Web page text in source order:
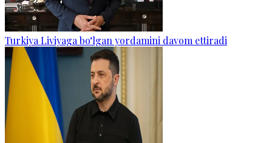
Turkiya Liviyaga bo‘lgan yordamini davom ettiradi